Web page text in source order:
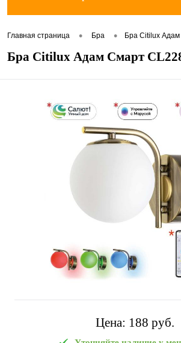
Главная страница • Бра • Бра Citilux
Бра Citilux Адам Смарт
Цена: 188 pуб.